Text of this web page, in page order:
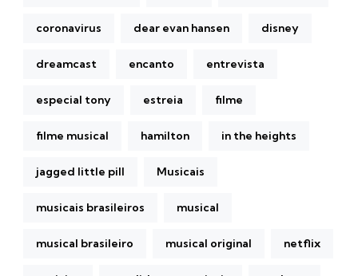
coronavirus dear evan hansen disney
dreamcast encanto entrevista
especial tony estreia filme
filme musical hamilton in the heights
jagged little pill Musicais
musicais brasileiros musical
musical brasileiro musical original netflix